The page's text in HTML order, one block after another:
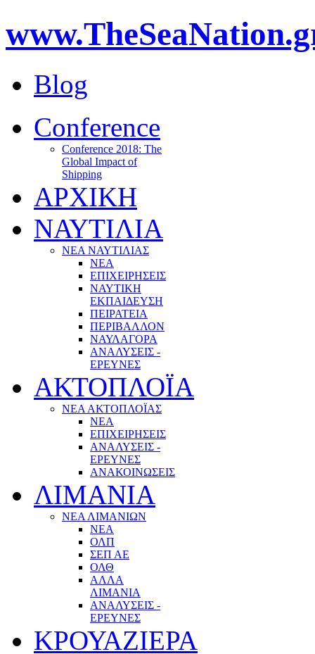
Blog
Conference
Conference 2018: The
Global Impact of
Shipping
ΑΡΧΙΚΗ
ΝΑΥΤΙΛΙΑ
ΝΕΑ ΝΑΥΤΙΛΙΑΣ
ΝΕΑ
ΕΠΙΧΕΙΡΗΣΕΙΣ
ΝΑΥΤΙΚΗ
ΕΚΠΑΙΔΕΥΣΗ
ΠΕΙΡΑΤΕΙΑ
ΠΕΡΙΒΑΛΛΟΝ
ΝΑΥΛΑΓΟΡΑ
ΑΝΑΛΥΣΕΙΣ -
ΕΡΕΥΝΕΣ
ΑΚΤΟΠΛΟΪΑ
ΝΕΑ ΑΚΤΟΠΛΟΪΑΣ
ΝΕΑ
ΕΠΙΧΕΙΡΗΣΕΙΣ
ΑΝΑΛΥΣΕΙΣ -
ΕΡΕΥΝΕΣ
ΑΝΑΚΟΙΝΩΣΕΙΣ
ΛΙΜΑΝΙΑ
ΝΕΑ ΛΙΜΑΝΙΩΝ
ΝΕΑ
ΟΛΠ
ΣΕΠ ΑΕ
ΟΛΘ
ΑΛΛΑ
ΛΙΜΑΝΙΑ
ΑΝΑΛΥΣΕΙΣ -
ΕΡΕΥΝΕΣ
ΚΡΟΥΑΖΙΕΡΑ